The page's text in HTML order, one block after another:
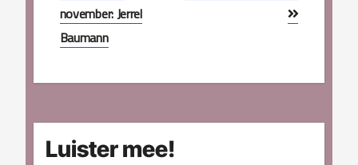
november: Jerrel
Baumann
Luister mee!